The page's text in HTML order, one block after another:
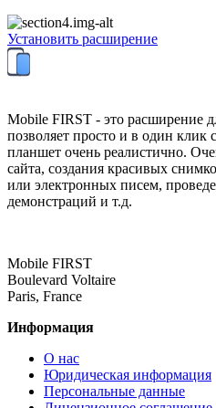
Установить расширение
Mobile FIRST - это расширение
позволяет просто и в один клик
планшет очень реалистично.
сайта, создания красивых
или электронных писем,
демонстраций и т.д.
Mobile FIRST
Boulevard Voltaire
Paris, France
Информация
О нас
Юридическая информация
Персональные данные